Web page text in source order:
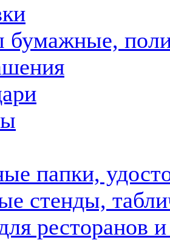
бумажные,
папки,
стенды,
ресторанов